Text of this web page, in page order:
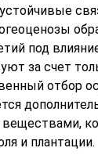
под
за счет
отбор
веществами,
и плантации.